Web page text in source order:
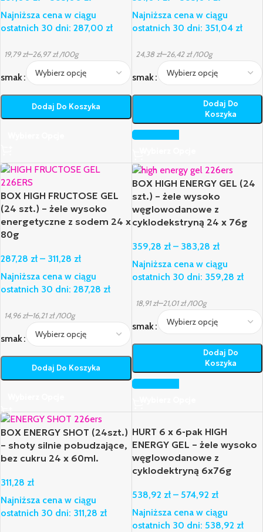
Najniższa cena w ciągu
ostatnich 30 dni: 287,00 zł
19,79zł–26,97zł /100g
smak
Dodaj Do Koszyka
Najniższa cena w ciągu
ostatnich 30 dni: 351,04 zł
24,38zł–26,42zł /100g
smak
Dodaj Do
Koszyka
BOX HIGH FRUCTOSE GEL
(24 szt.) – żele wysoko
energetyczne z sodem 24 x
80g
287,28 zł – 311,28 zł
Najniższa cena w ciągu
ostatnich 30 dni: 287,28 zł
14,96zł–16,21zł /100g
smak
Dodaj Do Koszyka
BOX HIGH ENERGY GEL (24
szt.) – żele wysoko
węglowodanowe z
cyklodekstryną 24 x 76g
359,28 zł – 383,28 zł
Najniższa cena w ciągu
ostatnich 30 dni: 359,28 zł
18,91zł–21,01zł /100g
smak
Dodaj Do
Koszyka
BOX ENERGY SHOT (24szt.)
– shoty silnie pobudzające,
bez cukru 24 x 60ml.
311,28 zł
Najniższa cena w ciągu
ostatnich 30 dni: 311,28 zł
HURT 6 x 6-pak HIGH
ENERGY GEL – żele wysoko
węglowodanowe z
cyklodektryną 6x76g
538,92 zł – 574,92 zł
Najniższa cena w ciągu
ostatnich 30 dni: 538,92 zł